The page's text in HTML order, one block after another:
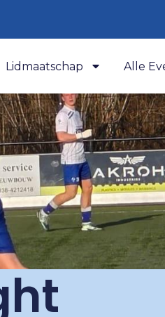
Lidmaatschap Alle